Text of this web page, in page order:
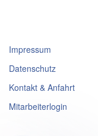
Impressum
Datenschutz
Kontakt & Anfahrt
Mitarbeiterlogin